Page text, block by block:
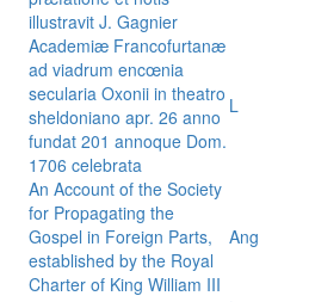
illustravit J. Gagnier
Academiæ Francofurtanæ
ad viadrum encœnia
secularia Oxonii in theatro
sheldoniano apr. 26 anno
fundat 201 annoque Dom.
1706 celebrata
L
An Account of the Society
for Propagating the
Gospel in Foreign Parts,
established by the Royal
Charter of King William III
Ang